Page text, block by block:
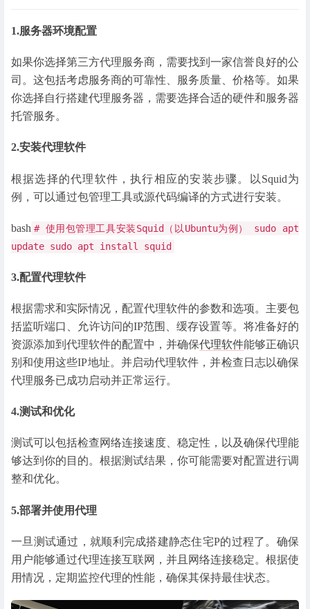
1.服务器环境配置
如果你选择第三方代理服务商，需要找到一家信誉良好的公
司。这包括考虑服务商的可靠性、服务质量、价格等。如果
你选择自行搭建代理服务器，需要选择合适的硬件和服务器
托管服务。
2.安装代理软件
根据选择的代理软件，执行相应的安装步骤。以Squid为
例，可以通过包管理工具或源代码编译的方式进行安装。
bash # 使用包管理工具安装Squid（以Ubuntu为例） sudo apt
update sudo apt install squid
3.配置代理软件
根据需求和实际情况，配置代理软件的参数和选项。主要包
括监听端口、允许访问的IP范围、缓存设置等。将准备好的
资源添加到代理软件的配置中，并确保代理软件能够正确识
别和使用这些IP地址。并启动代理软件，并检查日志以确保
代理服务已成功启动并正常运行。
4.测试和优化
测试可以包括检查网络连接速度、稳定性，以及确保代理能
够达到你的目的。根据测试结果，你可能需要对配置进行调
整和优化。
5.部署并使用代理
一旦测试通过，就顺利完成搭建静态住宅P的过程了。确保
用户能够通过代理连接互联网，并且网络连接稳定。根据使
用情况，定期监控代理的性能，确保其保持最佳状态。